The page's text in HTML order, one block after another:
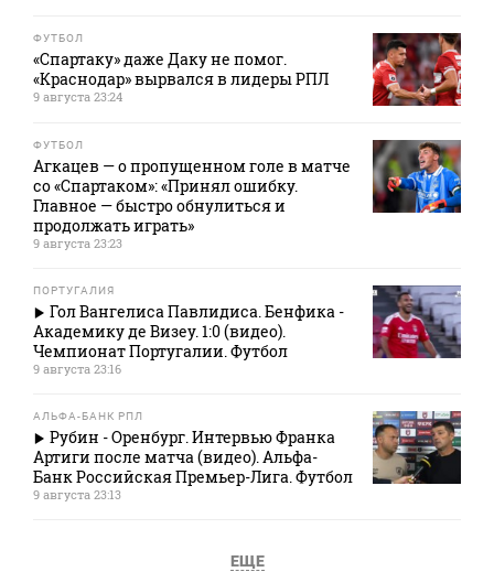
ФУТБОЛ
«Спартаку» даже Даку не помог.
«Краснодар» вырвался в лидеры РПЛ
9 августа 23:24
ФУТБОЛ
Агкацев — о пропущенном голе в матче
со «Спартаком»: «Принял ошибку.
Главное — быстро обнулиться и
продолжать играть»
9 августа 23:23
ПОРТУГАЛИЯ
Гол Вангелиса Павлидиса. Бенфика -
Академику де Визеу. 1:0 (видео).
Чемпионат Португалии. Футбол
9 августа 23:16
АЛЬФА-БАНК РПЛ
Рубин - Оренбург. Интервью Франка
Артиги после матча (видео). Альфа-
Банк Российская Премьер-Лига. Футбол
9 августа 23:13
ЕЩЕ